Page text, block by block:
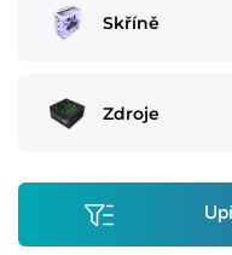
Skříně
Zdroje